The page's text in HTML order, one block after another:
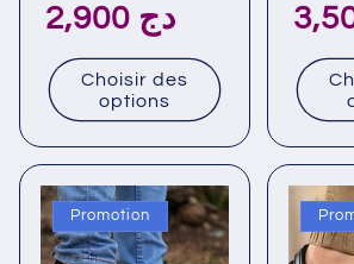
2,900 دج
Choisir des
options
Promotion